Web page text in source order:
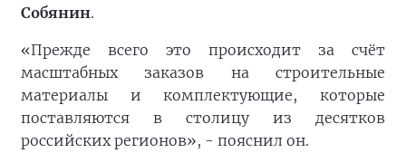
Собянин.
«Прежде всего это происходит за счёт
масштабных заказов на строительные
материалы и комплектующие, которые
поставляются в столицу из десятков
российских регионов», - пояснил он.